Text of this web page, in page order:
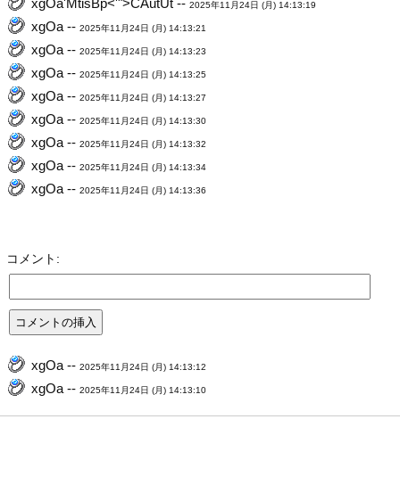
2025年11月24日 (月) 14:13:19
xgOa --2025年11月24日 (月) 14:13:21
xgOa --2025年11月24日 (月) 14:13:23
xgOa --2025年11月24日 (月) 14:13:25
xgOa --2025年11月24日 (月) 14:13:27
xgOa --2025年11月24日 (月) 14:13:30
xgOa --2025年11月24日 (月) 14:13:32
xgOa --2025年11月24日 (月) 14:13:34
xgOa --2025年11月24日 (月) 14:13:36
コメント:
xgOa --2025年11月24日 (月) 14:13:12
xgOa --2025年11月24日 (月) 14:13:10